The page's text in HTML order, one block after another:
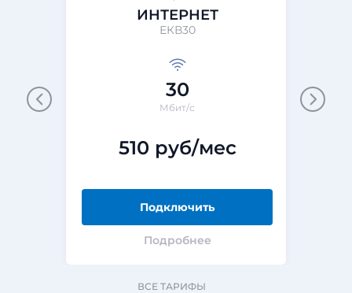
ИНТЕРНЕТ
ЕКВ30
30
Мбит/с
510 руб/мес
Подключить
Подробнее
ВСЕ ТАРИФЫ